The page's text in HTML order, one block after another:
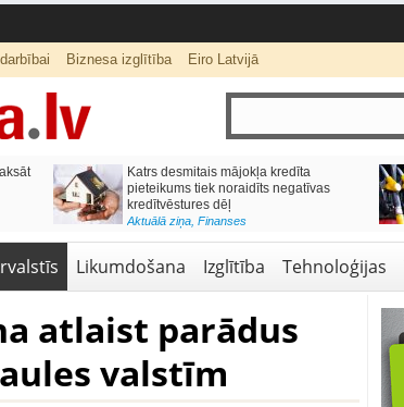
Biznesa izglītība Eiro Latvijā
Katrs desmitais mājokļa kredīta
pieteikums tiek noraidīts negatīvas
kredītvēstures dēļ
Aktuālā ziņa, Finanses
Likumdošana Izglītība Tehnoloģijas
atlaist parādus
valstīm